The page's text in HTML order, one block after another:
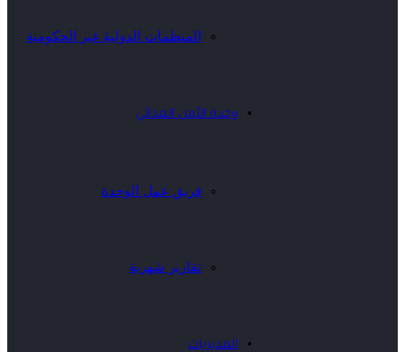
المنظمات الدولية غير الحكومية
وحدة الأمن الغذائي
فريق عمل الوحدة
تقارير شهرية
المديريات